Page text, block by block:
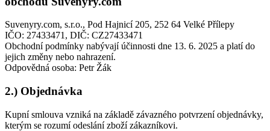
Suvenyry.com, s.r.o., Pod Hajnicí 205, 252 64 Velké Přílepy
IČO: 27433471, DIČ: CZ27433471
Obchodní podmínky nabývají účinnosti dne 13. 6. 2025 a platí do
jejich změny nebo nahrazení.
Odpovědná osoba: Petr Žák
2.) Objednávka
Kupní smlouva vzniká na základě závazného potvrzení objednávky,
kterým se rozumí odeslání zboží zákazníkovi.